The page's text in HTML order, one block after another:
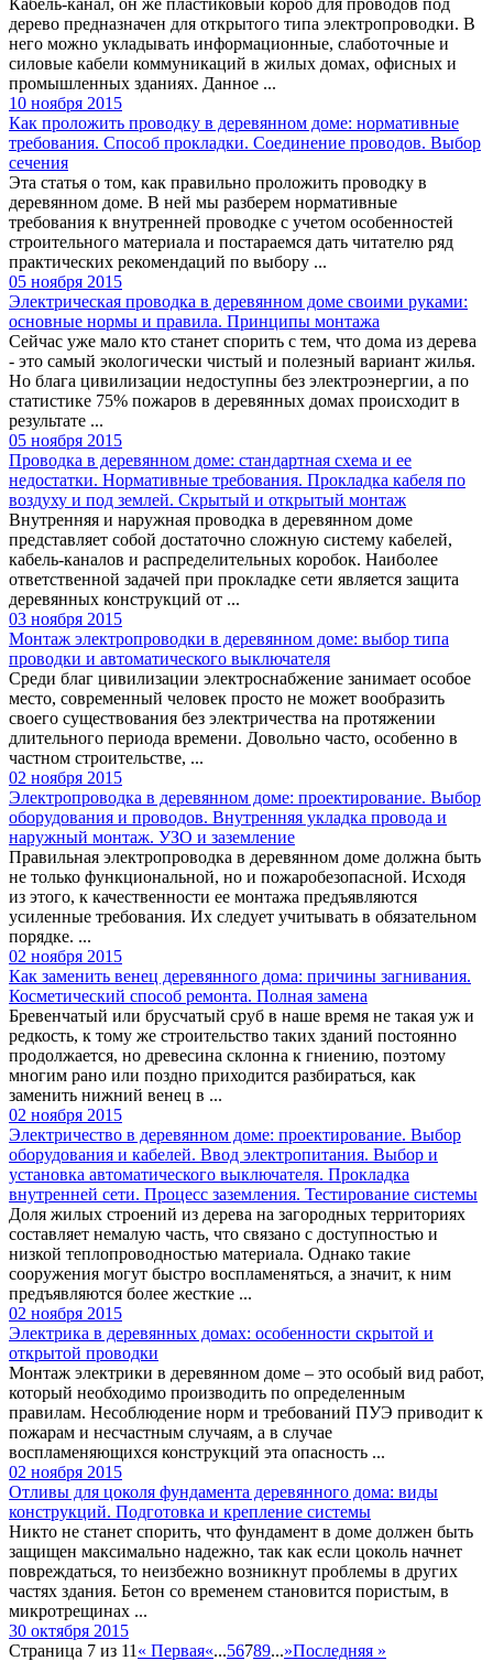
дерево предназначен для открытого типа электропроводки. В
него можно укладывать информационные, слаботочные и
силовые кабели коммуникаций в жилых домах, офисных и
промышленных зданиях. Данное ...
10 ноября 2015
Как проложить проводку в деревянном доме: нормативные
требования. Способ прокладки. Соединение проводов. Выбор
сечения
Эта статья о том, как правильно проложить проводку в
деревянном доме. В ней мы разберем нормативные
требования к внутренней проводке с учетом особенностей
строительного материала и постараемся дать читателю ряд
практических рекомендаций по выбору ...
05 ноября 2015
Электрическая проводка в деревянном доме своими руками:
основные нормы и правила. Принципы монтажа
Сейчас уже мало кто станет спорить с тем, что дома из дерева
- это самый экологически чистый и полезный вариант жилья.
Но блага цивилизации недоступны без электроэнергии, а по
статистике 75% пожаров в деревянных домах происходит в
результате ...
05 ноября 2015
Проводка в деревянном доме: стандартная схема и ее
недостатки. Нормативные требования. Прокладка кабеля по
воздуху и под землей. Скрытый и открытый монтаж
Внутренняя и наружная проводка в деревянном доме
представляет собой достаточно сложную систему кабелей,
кабель-каналов и распределительных коробок. Наиболее
ответственной задачей при прокладке сети является защита
деревянных конструкций от ...
03 ноября 2015
Монтаж электропроводки в деревянном доме: выбор типа
проводки и автоматического выключателя
Среди благ цивилизации электроснабжение занимает особое
место, современный человек просто не может вообразить
своего существования без электричества на протяжении
длительного периода времени. Довольно часто, особенно в
частном строительстве, ...
02 ноября 2015
Электропроводка в деревянном доме: проектирование. Выбор
оборудования и проводов. Внутренняя укладка провода и
наружный монтаж. УЗО и заземление
Правильная электропроводка в деревянном доме должна быть
не только функциональной, но и пожаробезопасной. Исходя
из этого, к качественности ее монтажа предъявляются
усиленные требования. Их следует учитывать в обязательном
порядке. ...
02 ноября 2015
Как заменить венец деревянного дома: причины загнивания.
Косметический способ ремонта. Полная замена
Бревенчатый или брусчатый сруб в наше время не такая уж и
редкость, к тому же строительство таких зданий постоянно
продолжается, но древесина склонна к гниению, поэтому
многим рано или поздно приходится разбираться, как
заменить нижний венец в ...
02 ноября 2015
Электричество в деревянном доме: проектирование. Выбор
оборудования и кабелей. Ввод электропитания. Выбор и
установка автоматического выключателя. Прокладка
внутренней сети. Процесс заземления. Тестирование системы
Доля жилых строений из дерева на загородных территориях
составляет немалую часть, что связано с доступностью и
низкой теплопроводностью материала. Однако такие
сооружения могут быстро воспламеняться, а значит, к ним
предъявляются более жесткие ...
02 ноября 2015
Электрика в деревянных домах: особенности скрытой и
открытой проводки
Монтаж электрики в деревянном доме – это особый вид работ,
который необходимо производить по определенным
правилам. Несоблюдение норм и требований ПУЭ приводит к
пожарам и несчастным случаям, а в случае
воспламеняющихся конструкций эта опасность ...
02 ноября 2015
Отливы для цоколя фундамента деревянного дома: виды
конструкций. Подготовка и крепление системы
Никто не станет спорить, что фундамент в доме должен быть
защищен максимально надежно, так как если цоколь начнет
повреждаться, то неизбежно возникнут проблемы в других
частях здания. Бетон со временем становится пористым, в
микротрещинах ...
30 октября 2015
Страница 7 из 11 « Первая«...56789...»Последняя »